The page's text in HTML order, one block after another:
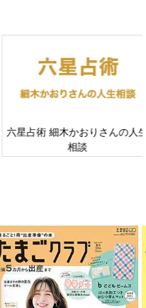
六星占術 細木かおりさんの人生
相談